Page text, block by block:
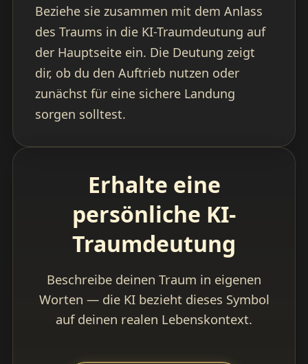
Beziehe sie zusammen mit dem Anlass
des Traums in die KI-Traumdeutung auf
der Hauptseite ein. Die Deutung zeigt
dir, ob du den Auftrieb nutzen oder
zunächst für eine sichere Landung
sorgen solltest.
Erhalte eine
persönliche KI-
Traumdeutung
Beschreibe deinen Traum in eigenen
Worten — die KI bezieht dieses Symbol
auf deinen realen Lebenskontext.